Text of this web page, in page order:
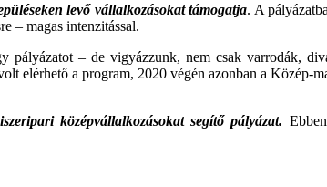
levő vállalkozásokat támogatja. A
– magas intenzitással.
pályázatot – de vigyázzunk, nem csak varrodák,
elérhető a program, 2020 végén azonban a Közép-
középvállalkozásokat segítő pályázat.